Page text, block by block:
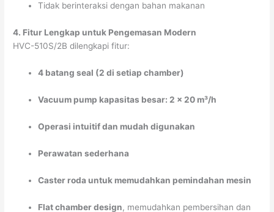
Tidak berinteraksi dengan bahan makanan
4. Fitur Lengkap untuk Pengemasan Modern
HVC-510S/2B dilengkapi fitur:
4 batang seal (2 di setiap chamber)
Vacuum pump kapasitas besar: 2 × 20 m³/h
Operasi intuitif dan mudah digunakan
Perawatan sederhana
Caster roda untuk memudahkan pemindahan mesin
Flat chamber design, memudahkan pembersihan dan